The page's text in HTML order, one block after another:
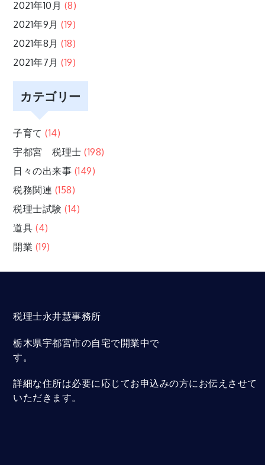
2021年10月 (8)
2021年9月 (19)
2021年8月 (18)
2021年7月 (19)
カテゴリー
子育て (14)
宇都宮 税理士 (198)
日々の出来事 (149)
税務関連 (158)
税理士試験 (14)
道具 (4)
開業 (19)
税理士永井慧事務所
栃木県宇都宮市の自宅で開業中で
す。
詳細な住所は必要に応じてお申込みの方にお伝えさせて
いただきます。